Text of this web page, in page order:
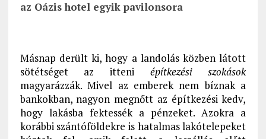
az Oázis hotel egyik pavilonsora
Másnap derült ki, hogy a landolás közben látott
sötétséget az itteni építkezési szokások
magyarázzák. Mivel az emberek nem bíznak a
bankokban, nagyon megnőtt az építkezési kedv,
hogy lakásba fektessék a pénzeket. Azokra a
korábbi szántóföldekre is hatalmas lakótelepeket